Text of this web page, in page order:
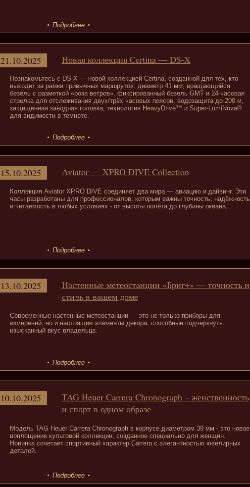
Подробнее
Новая коллекция Certina — DS-X
Познакомьтесь с DS-X — новой коллекцией Certina, созданной для тех, кто
выходит за рамки привычных маршрутов: диаметр 41 мм, вращающийся
безель с разметкой «роза ветров», фиксированный безель GMT и 24-часовая
стрелка для отслеживания двух/трёх часовых поясов, водозащита до 200 м,
защищённая заводная головка, технология HeavyDrive™ и Super-LumiNova®
для видимости в темноте.
21.10.2025
Подробнее
Aviator — XPRO DIVE Collection
Коллекция Aviator XPRO DIVE соединяет два мира — авиацию и дайвинг. Эти
часы разработаны для профессионалов, которым важны точность, надёжность
и читаемость в любых условиях - от высоты полёта до глубины океана.
15.10.2025
Подробнее
Настенные метеостанции «Бриг+» — точность и
стиль в вашем доме
Современные настенные метеостанции — это не только приборы для
измерений, но и настоящие элементы декора, способные подчеркнуть
изысканный вкус владельца.
13.10.2025
Подробнее
TAG Heuer Carrera Chronograph – женственность
и спорт в одном образе
Модель TAG Heuer Carrera Chronograph в корпусе диаметром 39 мм - это новое
воплощение культовой коллекции, созданное специально для женщин.
Новинка сочетает спортивный характер Carrera с элегантностью ювелирных
деталей.
10.10.2025
Подробнее